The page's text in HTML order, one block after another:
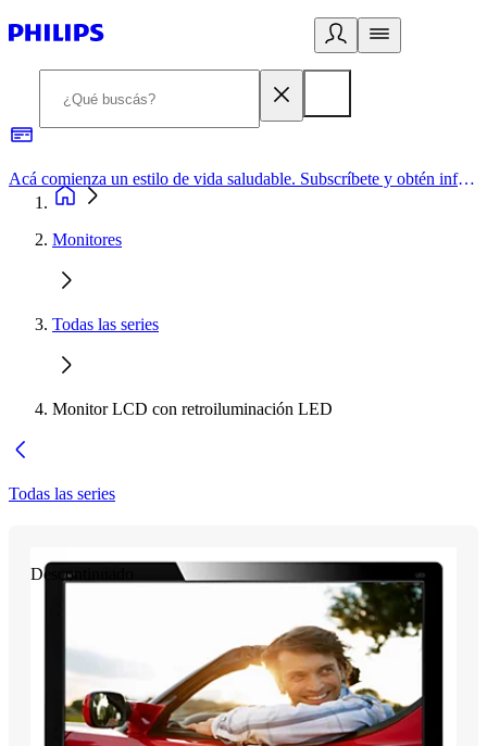
Acá comienza un estilo de vida saludable. Subscríbete y obtén información de primera mano
Monitores
Todas las series
Monitor LCD con retroiluminación LED
Todas las series
Descontinuado